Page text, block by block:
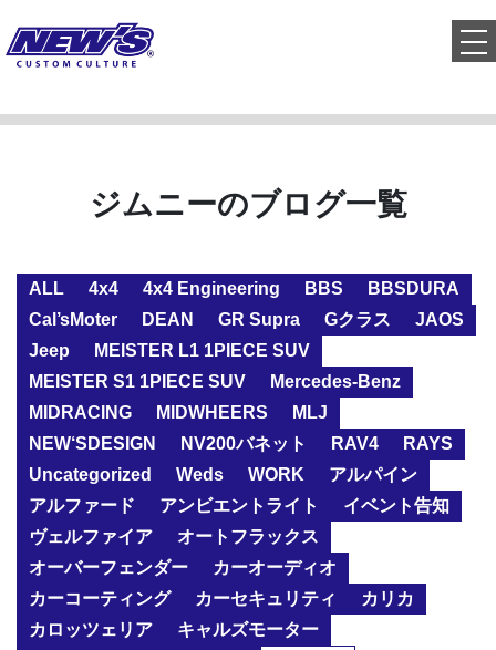
ジムニーのブログ一覧
ALL 4x4 4x4 Engineering BBS
BBSDURA
Cal’sMoter
DEAN GR Supra Gクラス
JAOS
Jeep
MEISTER L1 1PIECE SUV
MEISTER S1 1PIECE SUV
Mercedes-Benz
MIDRACING
MIDWHEERS
MLJ
NEW‘SDESIGN
NV200バネット RAV4
RAYS
Uncategorized
Weds WORK
アルパイン
アルファード
アンビエントライト
イベント告知
ヴェルファイア
オートフラックス
オーバーフェンダー
カーオーディオ
カーコーティング
カーセキュリティ
カリカ
カロッツェリア
キャルズモーター